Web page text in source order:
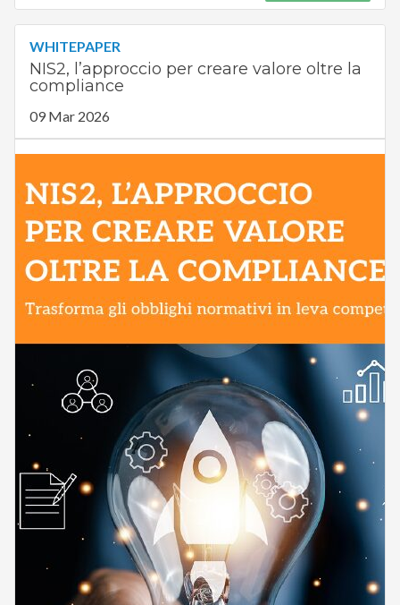
WHITEPAPER
NIS2, l’approccio per creare valore oltre la
compliance
09 Mar 2026